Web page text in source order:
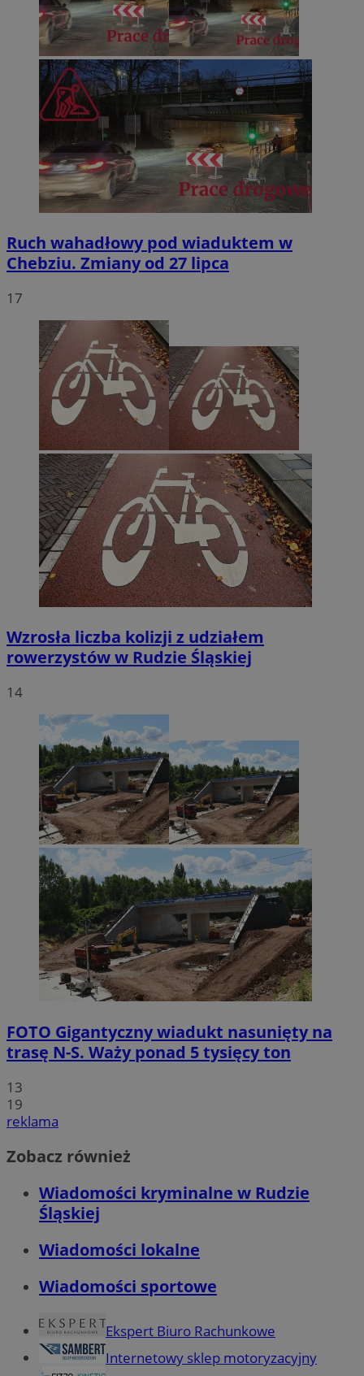
Ruch wahadłowy pod wiaduktem w
Chebziu. Zmiany od 27 lipca
17
Wzrosła liczba kolizji z udziałem
rowerzystów w Rudzie Śląskiej
14
FOTO Gigantyczny wiadukt nasunięty na
trasę N-S. Waży ponad 5 tysięcy ton
13
19
reklama
Zobacz również
Wiadomości kryminalne w Rudzie
Śląskiej
Wiadomości lokalne
Wiadomości sportowe
Ekspert Biuro Rachunkowe
Internetowy sklep motoryzacyjny